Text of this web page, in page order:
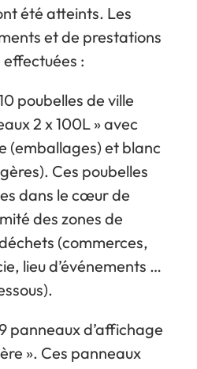
été atteints. Les
et de prestations
:
poubelles de ville
2 x 100L » avec
(emballages) et blanc
Ces poubelles
dans le cœur de
des zones de
(commerces,
lieu d’événements …
panneaux d’affichage
». Ces panneaux